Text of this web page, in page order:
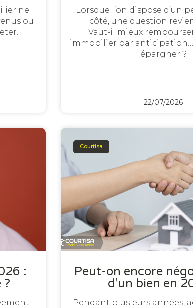
ne
ou
Lorsque l’on dispose d’un
côté, une question
Vaut-il mieux
immobilier par
épargner ?
22/07/2026
:
?
Courtisa
Peut-on encore
d’un bien en
Pendant plusieurs années,